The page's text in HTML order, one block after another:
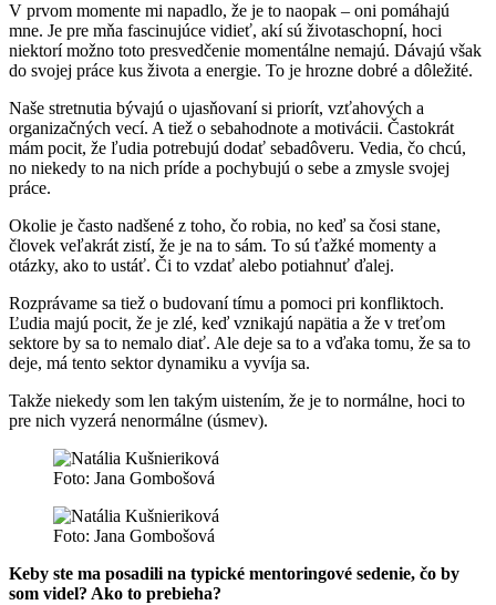
V prvom momente mi napadlo, že je to naopak – oni pomáhajú
mne. Je pre mňa fascinujúce vidieť, akí sú životaschopní, hoci
niektorí možno toto presvedčenie momentálne nemajú. Dávajú však
do svojej práce kus života a energie. To je hrozne dobré a dôležité.
Naše stretnutia bývajú o ujasňovaní si priorít, vzťahových a
organizačných vecí. A tiež o sebahodnote a motivácii. Častokrát
mám pocit, že ľudia potrebujú dodať sebadôveru. Vedia, čo chcú,
no niekedy to na nich príde a pochybujú o sebe a zmysle svojej
práce.
Okolie je často nadšené z toho, čo robia, no keď sa čosi stane,
človek veľakrát zistí, že je na to sám. To sú ťažké momenty a
otázky, ako to ustáť. Či to vzdať alebo potiahnuť ďalej.
Rozprávame sa tiež o budovaní tímu a pomoci pri konfliktoch.
Ľudia majú pocit, že je zlé, keď vznikajú napätia a že v treťom
sektore by sa to nemalo diať. Ale deje sa to a vďaka tomu, že sa to
deje, má tento sektor dynamiku a vyvíja sa.
Takže niekedy som len takým uistením, že je to normálne, hoci to
pre nich vyzerá nenormálne (úsmev).
Foto: Jana Gombošová
Foto: Jana Gombošová
Keby ste ma posadili na typické mentoringové sedenie, čo by
som videl? Ako to prebieha?